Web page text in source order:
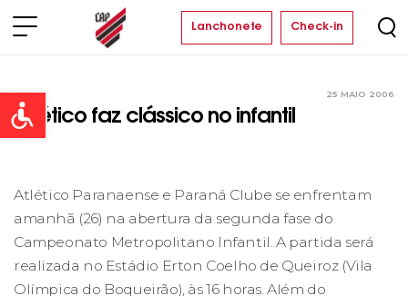
Open toolbar
Lanchonete Check-in
25 MAIO 2006
Atlético faz clássico no infantil
Atlético Paranaense e Paraná Clube se enfrentam
amanhã (26) na abertura da segunda fase do
Campeonato Metropolitano Infantil. A partida será
realizada no Estádio Erton Coelho de Queiroz (Vila
Olímpica do Boqueirão), às 16 horas. Além do